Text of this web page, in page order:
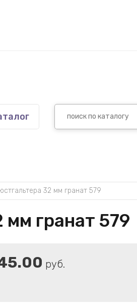
32 мм гранат 579
гранат 579
руб.